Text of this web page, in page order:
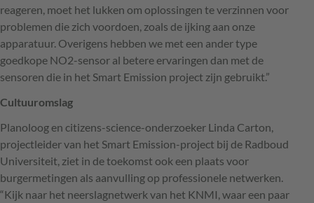
reageren, moet het lukken om oplossingen te verzinnen voor
problemen die zich voordoen, zoals de ijking aan onze
apparatuur. Overigens hebben we met een ander type
goedkope NO2-sensor al betere ervaringen dan met de
sensoren die in het Smart Emission project zijn gebruikt.”
Cultuuromslag
Planoloog en citizens-science-onderzoeker Linda Carton,
projectleider van het Smart Emission-project bij de Radboud
Universiteit, ziet in de toekomst ook een plaats voor
burgermetingen als aanvulling op professionele netwerken.
“Kijk naar het neerslagnetwerk van het KNMI, waar een paar